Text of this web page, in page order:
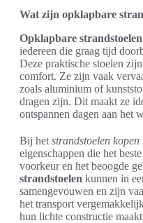
Wat zijn opklapbare
Opklapbare strandstoelen
iedereen die graag tijd
Deze praktische stoelen
comfort. Ze zijn vaak
zoals aluminium of
dragen zijn. Dit maakt ze
ontspannen dagen aan het
Bij het strandstoelen kopen
eigenschappen die het
voorkeur en het beoogde
strandstoelen kunnen in
samengevouwen en zijn
het transport
hun lichte constructie